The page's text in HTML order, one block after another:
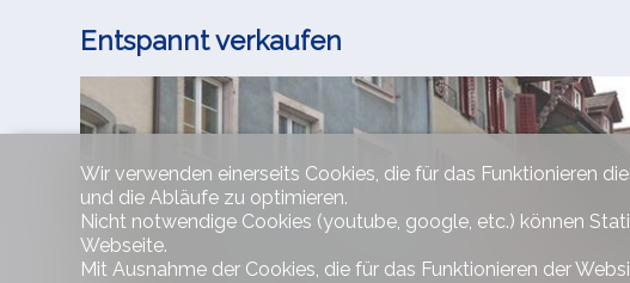
Entspannt verkaufen
Wir verwenden einerseits Cookies, die für das Funktionieren
und die Abläufe zu optimieren.
Nicht notwendige Cookies (youtube, google, etc.) können
Webseite.
Mit Ausnahme der Cookies, die für das Funktionieren der